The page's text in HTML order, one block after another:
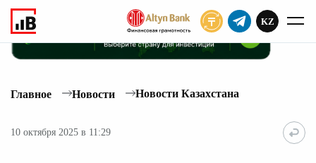
KZ
Главное Новости Новости Казахстана
10 октября 2025 в 11:29